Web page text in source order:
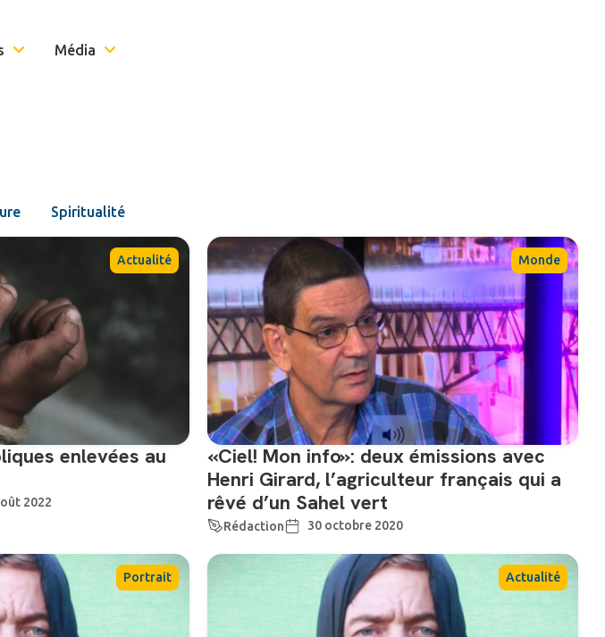
Média
Spiritualité
Actualité
enlevées au
2022
Monde
«Ciel! Mon info»: deux émissions avec
Henri Girard, l’agriculteur français qui a
rêvé d’un Sahel vert
Rédaction 30 octobre 2020
Portrait Actualité